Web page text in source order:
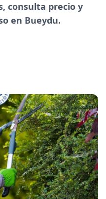
consulta precio y
en Bueydu.